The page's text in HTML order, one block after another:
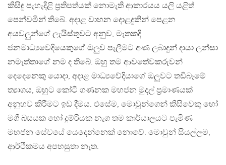
කිසිඳු පැහැදිළි ප්‍රතිපත්යක් නොමැති ආකාරයය යලි යළිත්
පෙන්වමින් තිබේ. අදාළ වාහන දොළදුකින් පෙළන
අයවලුන්ගේ ලැයිස්තුවට අනුව, මෑතකදී
ජනමාධ්‍යවෙදියෙකුගේ ඔලුව පැලීමට අණ ලබාදුන් දායා ලන්සා
නමැත්තාගේ නම ද තිබේ. ඔහු තම ආවතේවකරුවන්
දෙදෙනෙකු යොදා, අදාළ මාධ්‍යවේදියාගේ ඔලුවට තඩිබෑමේ
ත්‍යාගය, ඔහුට කෝටී ගණනක මහජන මුදල් ප්‍රමාණයක්
අනුභව කිරීමට ඉඩ දීමය. එසේම, මොවුන්ගෙන් කිසිවෙකු හෝ
මගී බසයක හෝ දුම්රියක නැග තම කාර්යාලයට පැමිණ
මහජන සේවයේ යෙදෙන්නෙක් නොවේ. මොවුන් සියල්ලම,
ආර්ථිකමය අපහසුතා නැත.